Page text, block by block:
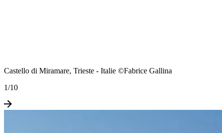
Castello di Miramare, Trieste - Italie ©Fabrice Gallina
1/10